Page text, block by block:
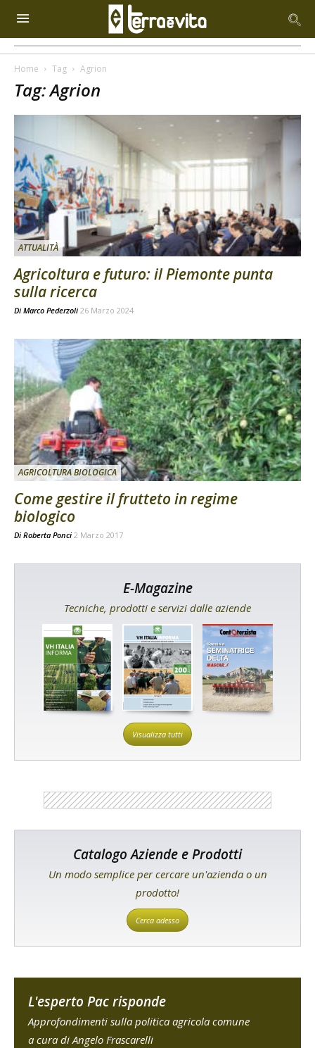
Home Tag Agrion
Tag: Agrion
ATTUALITÀ
Agricoltura e futuro: il Piemonte punta
sulla ricerca
Di Marco Pederzoli 26 Marzo 2024
AGRICOLTURA BIOLOGICA
Come gestire il frutteto in regime
biologico
Di Roberta Ponci 2 Marzo 2017
E-Magazine
Tecniche, prodotti e servizi dalle aziende
Visualizza tutti
Catalogo Aziende e Prodotti
Un modo semplice per cercare un'azienda o un
prodotto!
Cerca adesso
L'esperto Pac risponde
Approfondimenti sulla politica agricola comune
a cura di Angelo Frascarelli